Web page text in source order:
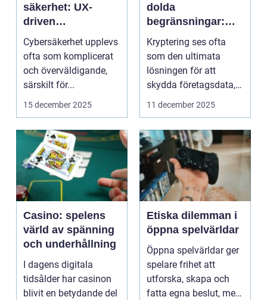
säkerhet: UX-
driven
cybersäkerhet för
icke-tekniska
användare
Cybersäkerhet upplevs
ofta som komplicerat
och överväldigande,
särskilt för...
15 december 2025
dolda
begränsningar:
När säker kod kan
missleda företag
Kryptering ses ofta
som den ultimata
lösningen för att
skydda företagsdata,
men verkl...
11 december 2025
Casino: spelens
värld av spänning
och underhållning
I dagens digitala
tidsålder har casinon
blivit en betydande del
Etiska dilemman i
öppna spelvärldar
Öppna spelvärldar ger
spelare frihet att
utforska, skapa och
fatta egna beslut, men